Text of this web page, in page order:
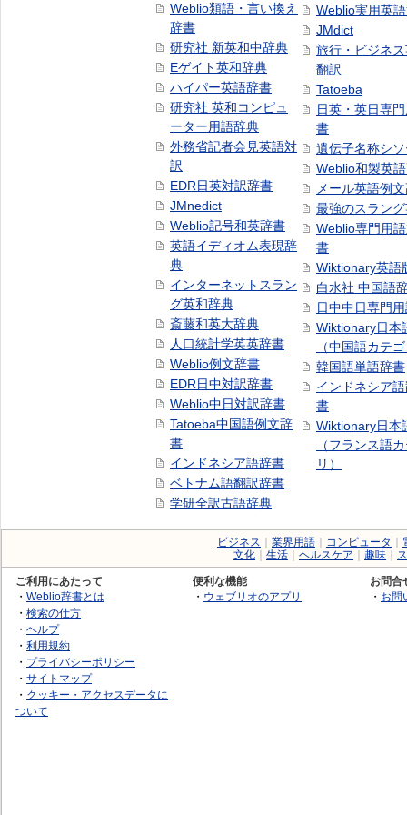
Weblio類語・言い換え
辞書
研究社 新英和中辞典
Eゲイト英和辞典
ハイパー英語辞書
研究社 英和コンピュ
ーター用語辞典
外務省記者会見英語対
訳
EDR日英対訳辞書
JMnedict
Weblio記号和英辞書
英語イディオム表現辞
典
インターネットスラン
グ英和辞典
斎藤和英大辞典
人口統計学英英辞書
Weblio例文辞書
EDR日中対訳辞書
Weblio中日対訳辞書
Tatoeba中国語例文辞
書
インドネシア語辞書
ベトナム語翻訳辞書
学研全訳古語辞典
Weblio実用英
JMdict
旅行・ビジネ
翻訳
Tatoeba
日英・英日専
書
遺伝子名称シ
Weblio和製英
メール英語例
最強のスラン
Weblio専門用
書
Wiktionary英語
白水社 中国語
日中中日専門
Wiktionary日本
（中国語カテ
韓国語単語辞書
インドネシア
書
Wiktionary日本
（フランス語
リ）
ビジネス 業界用語 コンピュータ
文化
生活 ヘルスケア 趣味
ご利用にあたって
・ Weblio辞書とは
・ 検索の仕方
・ ヘルプ
・ 利用規約
・ プライバシーポリシー
・ サイトマップ
・ クッキー・アクセスデータに
ついて
便利な機能
・ ウェブリオのアプリ
お問合
・ お問